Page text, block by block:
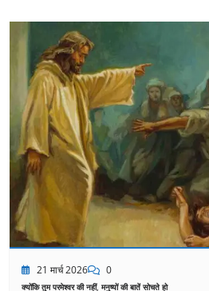
21 मार्च 2026 0
क्योंकि तुम परमेश्वर की नहीं, मनुष्यों की बातें सोचते हो